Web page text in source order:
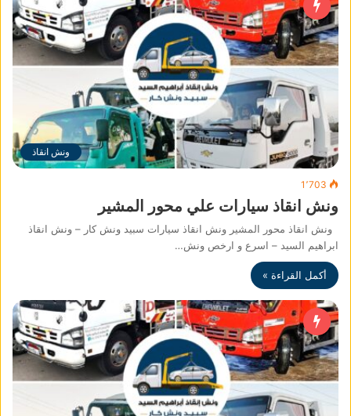
ونش انقاذ
1٬703
ونش انقاذ سيارات علي محور المشير
ونش انقاذ محور المشير ونش انقاذ سيارات سبيد ونش كار – ونش انقاذ
ابراهيم السيد – اسرع و ارخص ونش…
أكمل القراءة »